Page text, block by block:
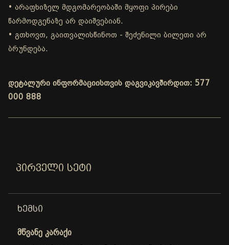
• არაფხიზელ მდგომარეობაში მყოფი პირები
წარმოდგენაზე არ დაიშვებიან.
• გთხოვთ, გაითვალისწინოთ - შეძენილი ბილეთი არ
ბრუნდება.
დეტალური ინფორმაციისთვის დაგვიკავშირდით: 577
000 888
ᲞᲘᲠᲕᲔᲚᲘ ᲡᲔᲢᲘ
ᲮᲔᲛᲡᲘ
მწვანე კარაქი